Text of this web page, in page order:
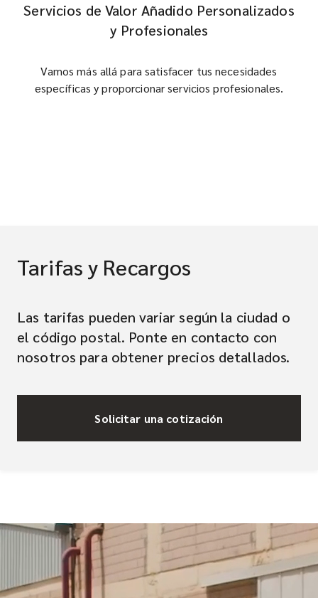
Servicios de Valor Añadido Personalizados
y Profesionales
Vamos más allá para satisfacer tus necesidades
específicas y proporcionar servicios profesionales.
Tarifas y Recargos
Las tarifas pueden variar según la ciudad o
el código postal. Ponte en contacto con
nosotros para obtener precios detallados.
Solicitar una cotización